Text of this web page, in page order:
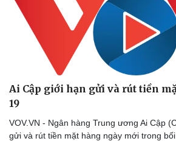
Ai Cập giới hạn gửi và rút tiền
19
VOV.VN - Ngân hàng Trung ương Ai Cập
gửi và rút tiền mặt hàng ngày mới trong